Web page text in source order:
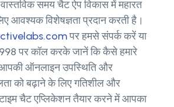
समय चैट ऐप विकास में महारत
आवश्यक विशेषज्ञता प्रदान करती है।
पर हमसे संपर्क करें या
पर कॉल करके जानें कि कैसे हमारे
ऑनलाइन उपस्थिति और
को बढ़ाने के लिए गतिशील और
चैट एप्लिकेशन तैयार करने में आपका